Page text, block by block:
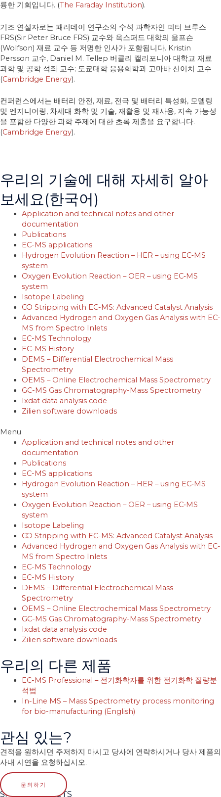
륭한 기회입니다. (The Faraday Institution).
기조 연설자로는 패러데이 연구소의 수석 과학자인 피터 브루스
FRS(Sir Peter Bruce FRS) 교수와 옥스퍼드 대학의 울프슨
(Wolfson) 재료 교수 등 저명한 인사가 포함됩니다. Kristin
Persson 교수, Daniel M. Tellep 버클리 캘리포니아 대학교 재료
과학 및 공학 석좌 교수; 도쿄대학 응용화학과 고마바 신이치 교수
(Cambridge Energy).
컨퍼런스에서는 배터리 안전, 재료, 전극 및 배터리 특성화, 모델링
및 엔지니어링, 차세대 화학 및 기술, 재활용 및 재사용, 지속 가능성
을 포함한 다양한 과학 주제에 대한 초록 제출을 요구합니다.
(Cambridge Energy).
우리의 기술에 대해 자세히 알아
보세요(한국어)
Application and technical notes and other
documentation
Publications
EC-MS applications
Hydrogen Evolution Reaction – HER – using EC‐MS
system
Oxygen Evolution Reaction – OER – using EC‐MS
system
Isotope Labeling
CO Stripping with EC-MS: Advanced Catalyst Analysis
Advanced Hydrogen and Oxygen Gas Analysis with EC-
MS from Spectro Inlets
EC-MS Technology
EC-MS History
DEMS – Differential Electrochemical Mass
Spectrometry
OEMS – Online Electrochemical Mass Spectrometry
GC-MS Gas Chromatography-Mass Spectrometry
Ixdat data analysis code
Zilien software downloads
Menu
Application and technical notes and other
documentation
Publications
EC-MS applications
Hydrogen Evolution Reaction – HER – using EC‐MS
system
Oxygen Evolution Reaction – OER – using EC‐MS
system
Isotope Labeling
CO Stripping with EC-MS: Advanced Catalyst Analysis
Advanced Hydrogen and Oxygen Gas Analysis with EC-
MS from Spectro Inlets
EC-MS Technology
EC-MS History
DEMS – Differential Electrochemical Mass
Spectrometry
OEMS – Online Electrochemical Mass Spectrometry
GC-MS Gas Chromatography-Mass Spectrometry
Ixdat data analysis code
Zilien software downloads
우리의 다른 제품
EC-MS Professional – 전기화학자를 위한 전기화학 질량분
석법
In-Line MS – Mass Spectrometry process monitoring
for bio-manufacturing (English)
관심 있는?
견적을 원하시면 주저하지 마시고 당사에 연락하시거나 당사 제품의
사내 시연을 요청하십시오.
문의하기
SPECTRO INLETS